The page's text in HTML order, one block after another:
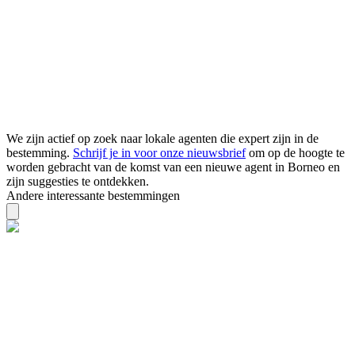
We zijn actief op zoek naar lokale agenten die expert zijn in de
bestemming. Schrijf je in voor onze nieuwsbriefom op de hoogte te
worden gebracht van de komst van een nieuwe agent in Borneo en
zijn suggesties te ontdekken.
Andere interessante bestemmingen